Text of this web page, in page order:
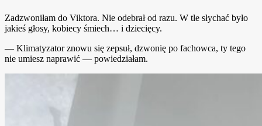
Zadzwoniłam do Viktora. Nie odebrał od razu. W tle słychać było
jakieś głosy, kobiecy śmiech… i dziecięcy.
— Klimatyzator znowu się zepsuł, dzwonię po fachowca, ty tego
nie umiesz naprawić — powiedziałam.